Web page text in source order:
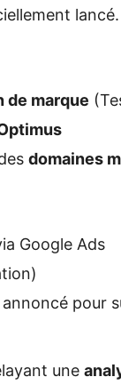
lancé.
de marque
domaines
Google Ads
pour
une